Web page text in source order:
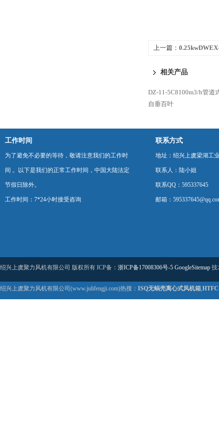
上一篇：
相关产品
DZ-11-5C8100m3/h管道
自垂百叶
工作时间
为了避免不必要的等待，敬请注意我们的工作时
间 。以下是我们的正常工作时间，中国大陆法定
节假日除外。
工作时间：7*24小时接受咨询
联系方式
地址：绍兴上虞梁湖工
联系人：陆小姐
联系QQ：595337645
邮箱：
绍兴上虞聚力风机有限公司 版权所有 ICP备： 浙ICP备17008306号-5 GoogleSitemap 技
绍兴上虞聚力风机有限公司(www.julifengji.com)热搜： ISQ无蜗壳离心式风机箱,